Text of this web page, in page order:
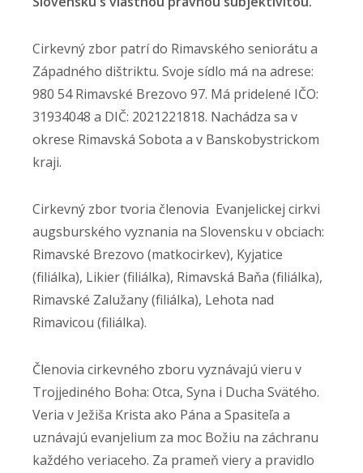
Cirkevný zbor patrí do Rimavského seniorátu a
Západného dištriktu. Svoje sídlo má na adrese:
980 54 Rimavské Brezovo 97. Má pridelené IČO:
31934048 a DIČ: 2021221818. Nachádza sa v
okrese Rimavská Sobota a v Banskobystrickom
kraji.
Cirkevný zbor tvoria členovia Evanjelickej cirkvi
augsburského vyznania na Slovensku v obciach:
Rimavské Brezovo (matkocirkev), Kyjatice
(filiálka), Likier (filiálka), Rimavská Baňa (filiálka),
Rimavské Zalužany (filiálka), Lehota nad
Rimavicou (filiálka).
Členovia cirkevného zboru vyznávajú vieru v
Trojjediného Boha: Otca, Syna i Ducha Svätého.
Veria v Ježiša Krista ako Pána a Spasiteľa a
uznávajú evanjelium za moc Božiu na záchranu
každého veriaceho. Za prameň viery a pravidlo